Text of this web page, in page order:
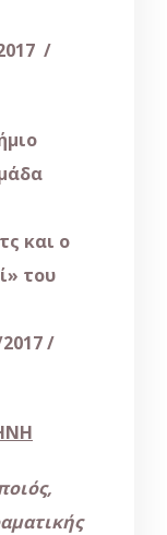
/
και ο
του
/